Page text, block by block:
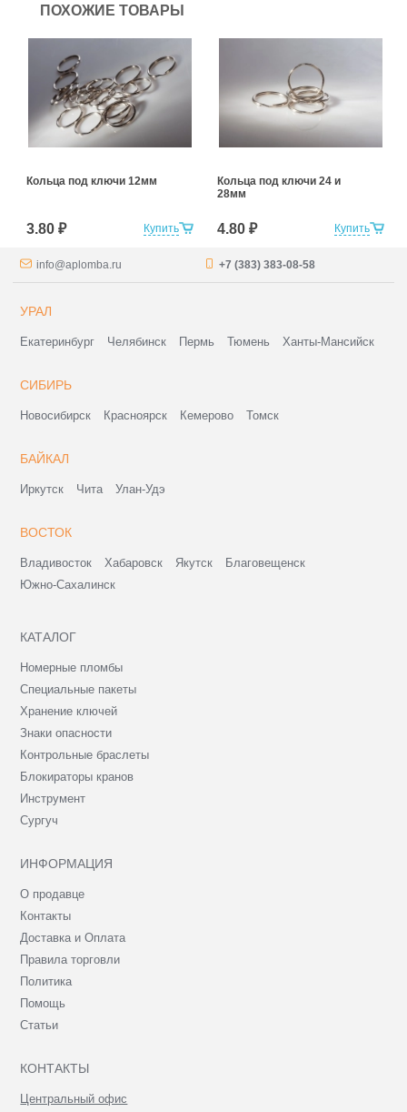
ПОХОЖИЕ ТОВАРЫ
Купить
Кольца под ключи 12мм
3.80 ₽ Купить
Кольца под ключи 24 и
28мм
4.80 ₽
info@aplomba.ru +7 (383) 383-08-58
УРАЛ
Екатеринбург Челябинск Пермь Тюмень Ханты-Мансийск
СИБИРЬ
Новосибирск Красноярск Кемерово Томск
БАЙКАЛ
Иркутск Чита Улан-Удэ
ВОСТОК
Владивосток Хабаровск Якутск
Благовещенск
Южно-Сахалинск
КАТАЛОГ
Номерные пломбы
Специальные пакеты
Хранение ключей
Знаки опасности
Контрольные браслеты
Блокираторы кранов
Инструмент
Сургуч
ИНФОРМАЦИЯ
О продавце
Контакты
Доставка и Оплата
Правила торговли
Политика
Помощь
Статьи
КОНТАКТЫ
Центральный офис